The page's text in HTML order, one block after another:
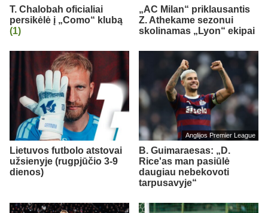
T. Chalobah oficialiai
persikėlė į „Como“ klubą
(1)
„AC Milan“ priklausantis
Z. Athekame sezonui
skolinamas „Lyon“ ekipai
Lietuvos futbolo atstovai
užsienyje (rugpjūčio 3-9
dienos)
Anglijos Premier League
B. Guimaraesas: „D.
Rice'as man pasiūlė
daugiau nebekovoti
tarpusavyje“